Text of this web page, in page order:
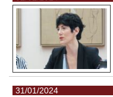
31/01/2024